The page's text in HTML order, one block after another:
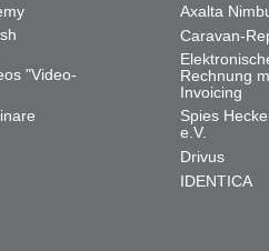
"Video-
Axalta
Caravan-
Rechnung
Invoicing
Spies
e.V.
Drivus
IDENTICA